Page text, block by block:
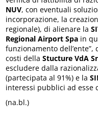
NUV, con eventuali
incorporazione, la
regionale), di alienare la
Regional Airport Spa in
funzionamento
costi dellaStucture VdA
escludere dalla
(partecipata al 91%) e la
interessi pubblici ad esse
(na.bl.)